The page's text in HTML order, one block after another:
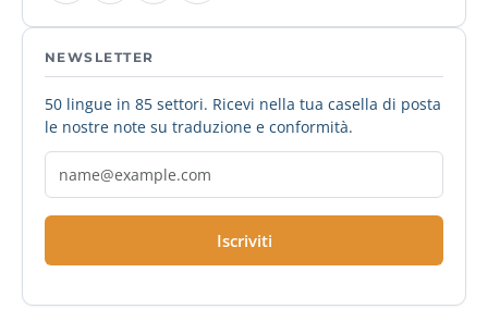
NEWSLETTER
50 lingue in 85 settori. Ricevi nella tua casella di posta
le nostre note su traduzione e conformità.
Iscriviti